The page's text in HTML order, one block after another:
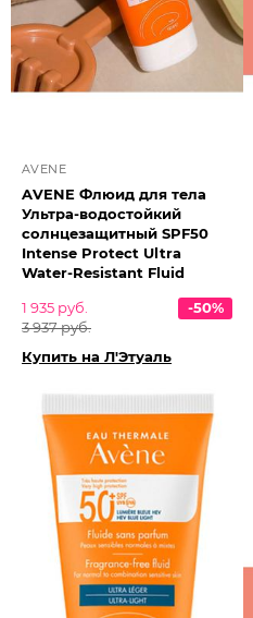
AVENE
AVENE Флюид для тела
Ультра-водостойкий
солнцезащитный SPF50
Intense Protect Ultra
Water-Resistant Fluid
1 935 руб.
3 937 руб.
-50%
Купить на Л'Этуаль